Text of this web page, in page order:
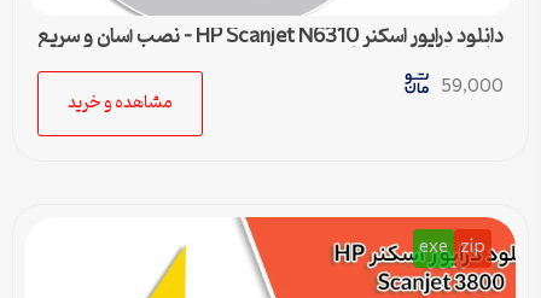
دانلود درایور اسکنر HP Scanjet N6310 – نصب آسان و سریع
برای تمامی ویندوزها
59,000
مشاهده و خرید
zip
exe